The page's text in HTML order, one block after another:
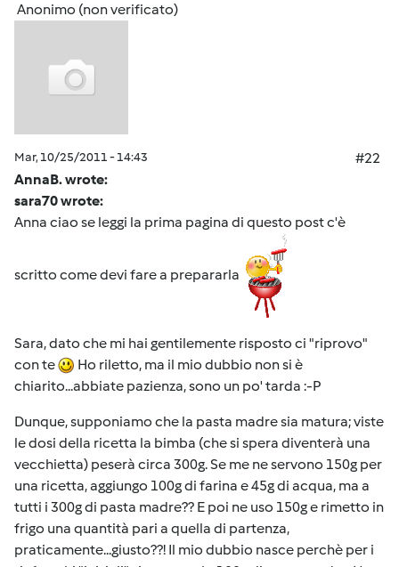
Anonimo (non verificato)
Mar, 10/25/2011 - 14:43
#22
AnnaB. wrote:
sara70 wrote:
Anna ciao se leggi la prima pagina di questo post c'è
scritto come devi fare a prepararla
Sara, dato che mi hai gentilemente risposto ci "riprovo"
con te
Ho riletto, ma il mio dubbio non si è
chiarito...abbiate pazienza, sono un po' tarda :-P
Dunque, supponiamo che la pasta madre sia matura; viste
le dosi della ricetta la bimba (che si spera diventerà una
vecchietta) peserà circa 300g. Se me ne servono 150g per
una ricetta, aggiungo 100g di farina e 45g di acqua, ma a
tutti i 300g di pasta madre?? E poi ne uso 150g e rimetto in
frigo una quantità pari a quella di partenza,
praticamente...giusto??! Il mio dubbio nasce perchè per i